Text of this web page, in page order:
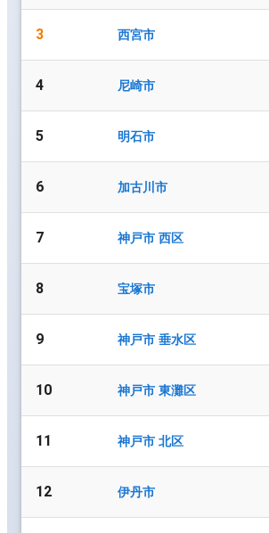
3 西宮市
4 尼崎市
5 明石市
6 加古川市
7 神戸市 西区
8 宝塚市
9 神戸市 垂水区
10 神戸市 東灘区
11 神戸市 北区
12 伊丹市